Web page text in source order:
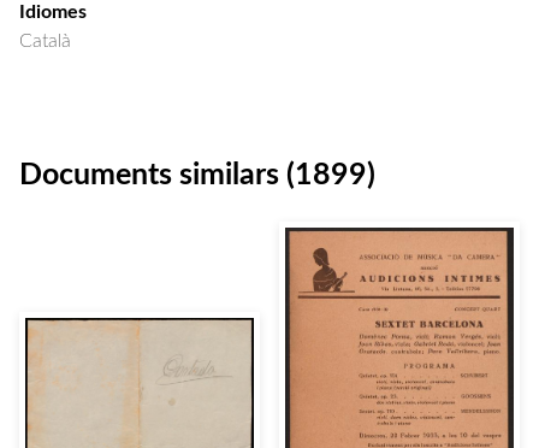
Idiomes
Català
Documents similars (1899)